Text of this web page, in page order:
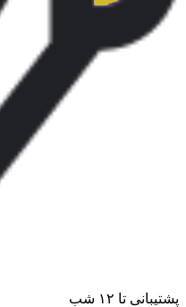
پشتیبانی تا ۱۲ شب